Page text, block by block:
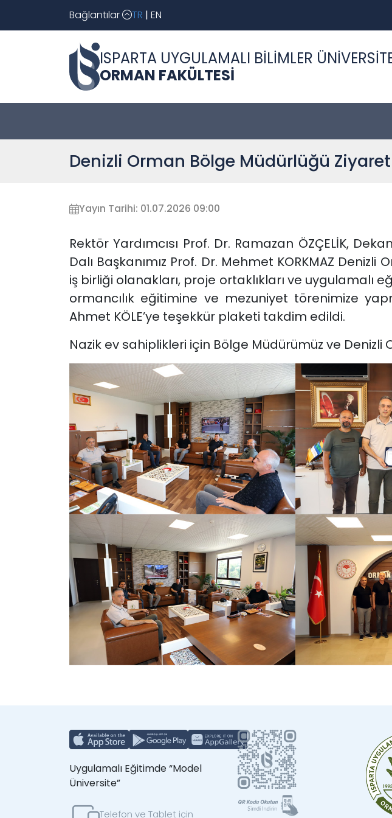
Bağlantılar TR | EN
ISPARTA UYGULAMALI BİLİMLER
ORMAN FAKÜLTESİ
Denizli Orman Bölge Müdürlüğü
Yayın Tarihi: 01.07.2026 09:00
Rektör Yardımcısı Prof. Dr. Ramazan ÖZÇELİK,
Dalı Başkanımız Prof. Dr. Mehmet KORKMAZ
iş birliği olanakları, proje ortaklıkları ve uygulamalı
ormancılık eğitimine ve mezuniyet törenimize
Ahmet KÖLE’ye teşekkür plaketi takdim edildi.
Nazik ev sahiplikleri için Bölge Müdürümüz ve
Uygulamalı Eğitimde “Model
Üniversite”
Telefon ve Tablet için